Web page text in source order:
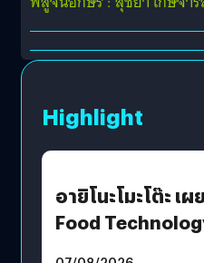
Highlight
อายิโนะโมะโต๊ะ เ
Food